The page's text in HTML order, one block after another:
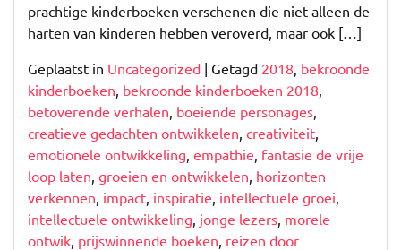
2018
prachtige kinderboeken verschenen die niet alleen de
harten van kinderen hebben veroverd, maar ook […]
Geplaatst in Uncategorized | Getagd 2018, bekroonde
kinderboeken, bekroonde kinderboeken 2018,
betoverende verhalen, boeiende personages,
creatieve gedachten ontwikkelen, creativiteit,
emotionele ontwikkeling, empathie, fantasie de vrije
loop laten, groeien en ontwikkelen, horizonten
verkennen, impact, inspiratie, intellectuele groei,
intellectuele ontwikkeling, jonge lezers, morele
ontwik, prijswinnende boeken, reizen door